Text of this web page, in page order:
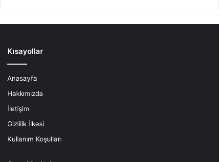
Kısayollar
Anasayfa
Hakkımızda
İletişim
Gizlilik İlkesi
Kullanım Koşulları